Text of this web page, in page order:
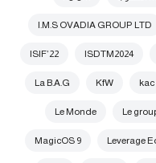
I.M.S OVADIA GROUP LTD
ISDTM2024
ISIF’22
kac
KfW
La B.A.G
Le
Le Monde
Leverage
MagicOS 9